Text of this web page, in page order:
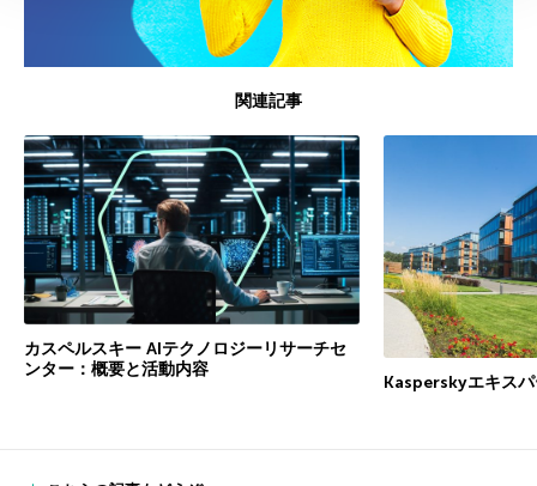
関連記事
カスペルスキー AIテクノロジーリサーチセ
ンター：概要と活動内容
Kasperskyエキス